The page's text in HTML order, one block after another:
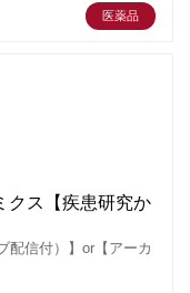
医薬品
クス【疾患研究か
配信付）】or【アーカ